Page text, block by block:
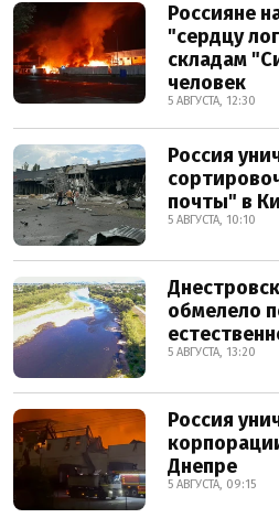
Россияне
"сердцу
складам
человек
5 АВГУСТА, 12:30
Россия
почты" в
5 АВГУСТА, 10:10
обмелело
5 АВГУСТА, 13:20
Россия
Днепре
5 АВГУСТА, 09:15